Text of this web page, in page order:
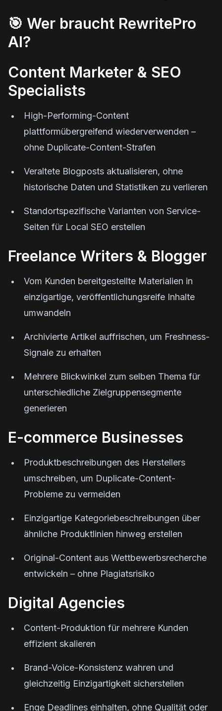
🎯 Wer braucht RewritePro
AI?
Content Marketer & SEO
Specialists
High-Performing-Content
plattformübergreifend wiederverwenden –
ohne Duplicate-Content-Strafen
Veraltete Blogposts aktualisieren, ohne
historische Daten und Statistiken zu verlieren
Standortspezifische Varianten von Service-
Seiten für Local SEO erstellen
Freelance Writers & Blogger
Vom Kunden bereitgestellte Materialien in
einzigartige, veröffentlichungsreife Inhalte
umwandeln
Archivierte Artikel auffrischen, um Freshness-
Signale zu erhalten
Mehrere Blickwinkel zum selben Thema für
unterschiedliche Zielgruppensegmente
generieren
E-commerce Businesses
Produktbeschreibungen des Herstellers
umschreiben, um Duplicate-Content-
Probleme zu vermeiden
Einzigartige Kategoriebeschreibungen über
ähnliche Produktlinien hinweg erstellen
Original-Content aus Wettbewerbsrecherche
entwickeln – ohne Plagiatsrisiko
Digital Agencies
Content-Produktion für mehrere Kunden
effizient skalieren
Brand-Voice-Konsistenz wahren und
gleichzeitig Einzigartigkeit sicherstellen
Enge Deadlines einhalten, ohne Qualität oder